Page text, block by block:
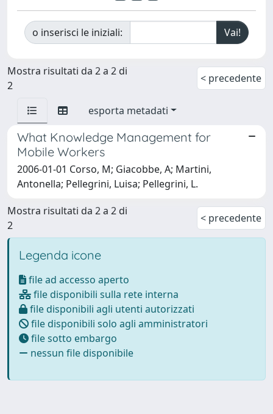
o inserisci le iniziali:
Mostra risultati da 2 a 2 di
2
< precedente
esporta metadati
What Knowledge Management for
Mobile Workers
2006-01-01 Corso, M; Giacobbe, A; Martini,
Antonella; Pellegrini, Luisa; Pellegrini, L.
Mostra risultati da 2 a 2 di
2
< precedente
Legenda icone
file ad accesso aperto
file disponibili sulla rete interna
file disponibili agli utenti autorizzati
file disponibili solo agli amministratori
file sotto embargo
nessun file disponibile